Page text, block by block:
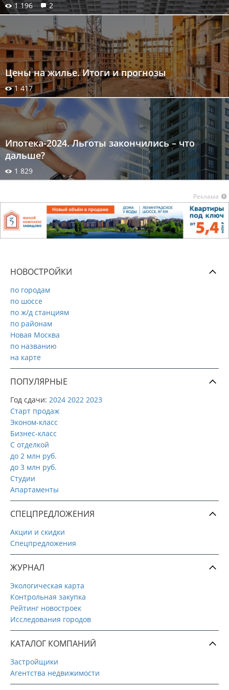
1 196 2
Цены на жилье. Итоги и прогнозы
1 417
Ипотека-2024. Льготы закончились – что
дальше?
1 829
Реклама
НОВОСТРОЙКИ
по городам
по шоссе
по ж/д станциям
по районам
Новая Москва
по названию
на карте
ПОПУЛЯРНЫЕ
Год сдачи: 2024 2022 2023
Старт продаж
Эконом-класс
Бизнес-класс
С отделкой
до 2 млн руб.
до 3 млн руб.
Студии
Апартаменты
СПЕЦПРЕДЛОЖЕНИЯ
Акции и скидки
Спецпредложения
ЖУРНАЛ
Экологическая карта
Контрольная закупка
Рейтинг новостроек
Исследования городов
КАТАЛОГ КОМПАНИЙ
Застройщики
Агентства недвижимости